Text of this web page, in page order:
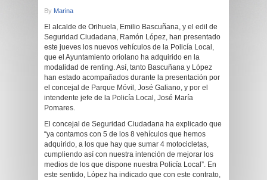
By Marina
El alcalde de Orihuela, Emilio Bascuñana, y el edil de
Seguridad Ciudadana, Ramón López, han presentado
este jueves los nuevos vehículos de la Policía Local,
que el Ayuntamiento oriolano ha adquirido en la
modalidad de renting. Así, tanto Bascuñana y López
han estado acompañados durante la presentación por
el concejal de Parque Móvil, José Galiano, y por el
intendente jefe de la Policía Local, José María
Pomares.
El concejal de Seguridad Ciudadana ha explicado que
“ya contamos con 5 de los 8 vehículos que hemos
adquirido, a los que hay que sumar 4 motocicletas,
cumpliendo así con nuestra intención de mejorar los
medios de los que dispone nuestra Policía Local”. En
este sentido, López ha indicado que con este contrato,